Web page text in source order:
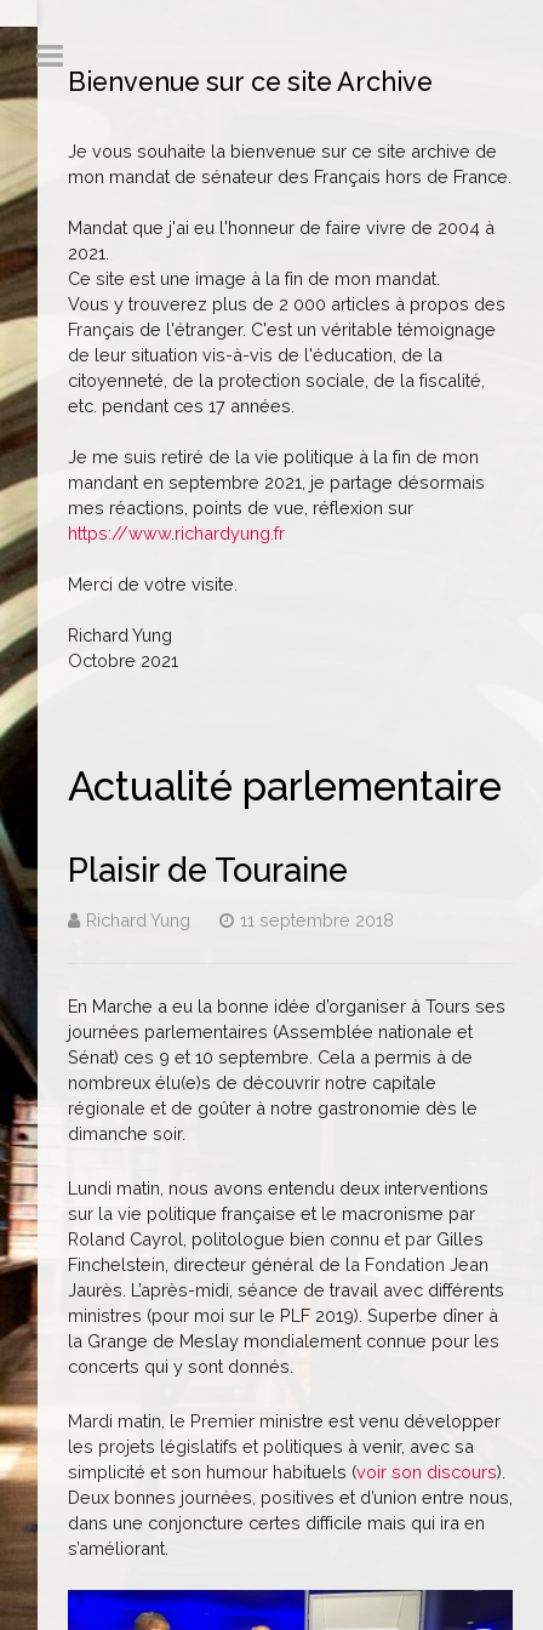
Bienvenue sur ce site Archive
Je vous souhaite la bienvenue sur ce site archive de
mon mandat de sénateur des Français hors de France.
Mandat que j'ai eu l'honneur de faire vivre de 2004 à
2021.
Ce site est une image à la fin de mon mandat.
Vous y trouverez plus de 2 000 articles à propos des
Français de l'étranger. C'est un véritable témoignage
de leur situation vis-à-vis de l'éducation, de la
citoyenneté, de la protection sociale, de la fiscalité,
etc. pendant ces 17 années.
Je me suis retiré de la vie politique à la fin de mon
mandant en septembre 2021, je partage désormais
mes réactions, points de vue, réflexion sur
https://www.richardyung.fr
Merci de votre visite.
Richard Yung
Octobre 2021
Actualité parlementaire
Plaisir de Touraine
Richard Yung 11 septembre 2018
En Marche a eu la bonne idée d’organiser à Tours ses
journées parlementaires (Assemblée nationale et
Sénat) ces 9 et 10 septembre. Cela a permis à de
nombreux élu(e)s de découvrir notre capitale
régionale et de goûter à notre gastronomie dès le
dimanche soir.
Lundi matin, nous avons entendu deux interventions
sur la vie politique française et le macronisme par
Roland Cayrol, politologue bien connu et par Gilles
Finchelstein, directeur général de la Fondation Jean
Jaurès. L’après-midi, séance de travail avec différents
ministres (pour moi sur le PLF 2019). Superbe dîner à
la Grange de Meslay mondialement connue pour les
concerts qui y sont donnés.
Mardi matin, le Premier ministre est venu développer
les projets législatifs et politiques à venir, avec sa
simplicité et son humour habituels (voir son discours).
Deux bonnes journées, positives et d’union entre nous,
dans une conjoncture certes difficile mais qui ira en
s’améliorant.